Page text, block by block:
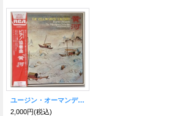
ユージン・オーマンディ指揮／フィラデルフィア管弦楽団 ピアノ協奏曲『黄河』
2,000円(税込)